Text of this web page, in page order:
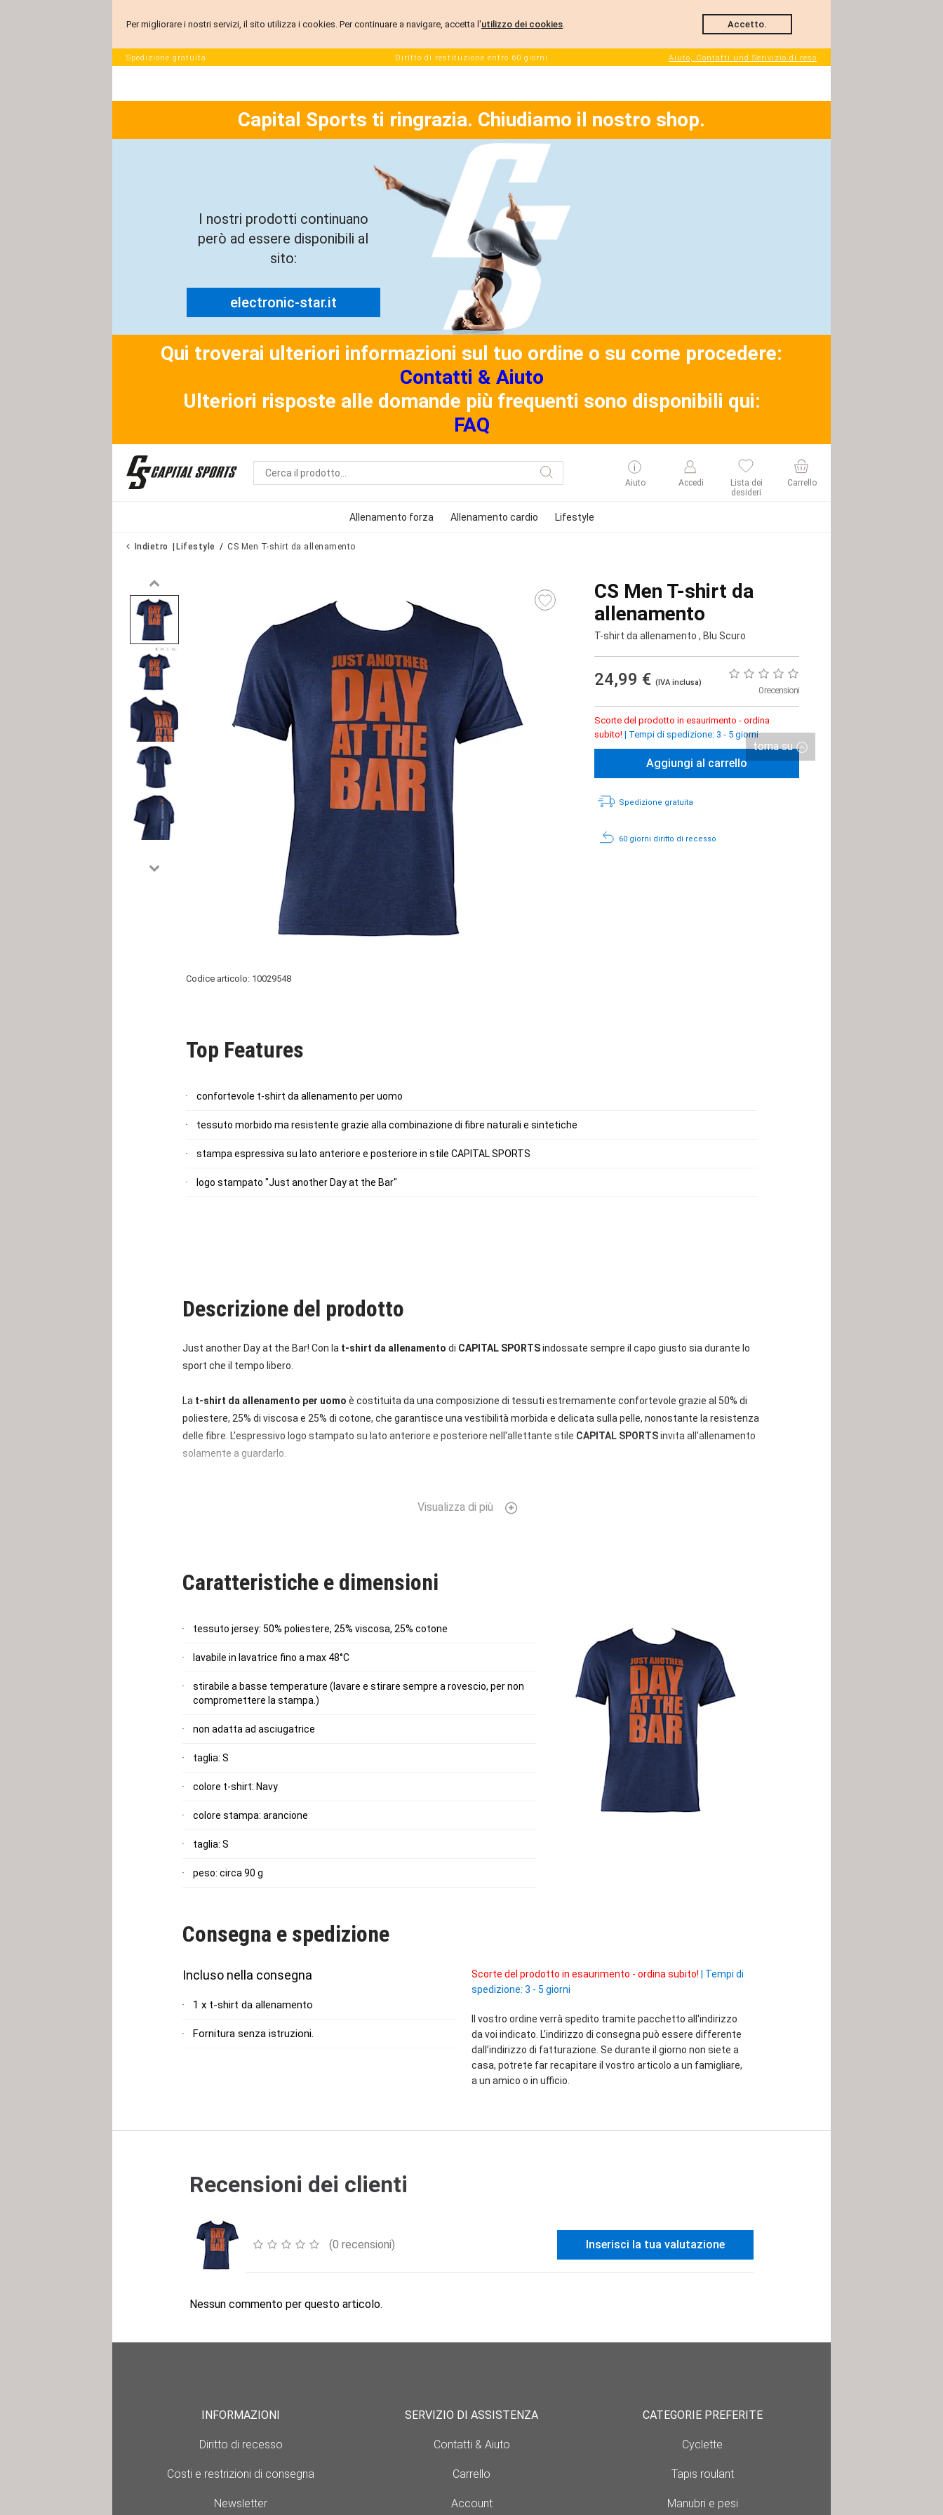
Capital Sports ti ringrazia. Chiudiamo il nostro shop.
I nostri prodotti continuano
però ad essere disponibili al
sito:
electronic-star.it
Qui troverai ulteriori informazioni sul tuo ordine o su come procedere:
Contatti & Aiuto
Ulteriori risposte alle domande più frequenti sono disponibili qui:
FAQ
Aiuto Accedi
Lista dei
desideri
Carrello
Allenamento forza Allenamento cardio Lifestyle
Indietro Lifestyle CS Men T-shirt da allenamento
CS Men T-shirt da
allenamento
T-shirt da allenamento , Blu Scuro
24,99 € (IVA inclusa)
0 recensioni
Scorte del prodotto in esaurimento - ordina
subito! | Tempi di spedizione: 3 - 5 giorni
Aggiungi al carrello
Spedizione gratuita
60 giorni diritto di recesso
Codice articolo: 10029548
Top Features
confortevole t-shirt da allenamento per uomo
tessuto morbido ma resistente grazie alla combinazione di fibre naturali e sintetiche
stampa espressiva su lato anteriore e posteriore in stile CAPITAL SPORTS
logo stampato "Just another Day at the Bar"
Descrizione del prodotto
Just another Day at the Bar! Con la t-shirt da allenamento di CAPITAL SPORTSindossate sempre il capo giusto sia durante lo
sport che il tempo libero.
La t-shirt da allenamento per uomo è costituita da una composizione di tessuti estremamente confortevole grazie al 50% di
poliestere, 25% di viscosa e 25% di cotone, che garantisce una vestibilità morbida e delicata sulla pelle, nonostante la resistenza
delle fibre. L'espressivo logo stampato su lato anteriore e posteriore nell'allettante stile CAPITAL SPORTSinvita all'allenamento
solamente a guardarlo.
Visualizza di più
Caratteristiche e dimensioni
tessuto jersey: 50% poliestere, 25% viscosa, 25% cotone
lavabile in lavatrice fino a max 48°C
stirabile a basse temperature (lavare e stirare sempre a rovescio, per non
compromettere la stampa.)
non adatta ad asciugatrice
taglia: S
colore t-shirt: Navy
colore stampa: arancione
taglia: S
peso: circa 90 g
Consegna e spedizione
Incluso nella consegna
1 x t-shirt da allenamento
Fornitura senza istruzioni.
Scorte del prodotto in esaurimento - ordina subito!
Tempi di
spedizione: 3 - 5 giorni
Il vostro ordine verrà spedito tramite pacchetto all'indirizzo
da voi indicato. L’indirizzo di consegna può essere differente
dall’indirizzo di fatturazione. Se durante il giorno non siete a
casa, potrete far recapitare il vostro articolo a un famigliare,
a un amico o in ufficio.
Recensioni dei clienti
(0 recensioni) Inserisci la tua valutazione
Nessun commento per questo articolo.
INFORMAZIONI
Diritto di recesso
Costi e restrizioni di consegna
Newsletter
SERVIZIO DI ASSISTENZA
Contatti & Aiuto
Carrello
Account
CATEGORIE PREFERITE
Cyclette
Tapis roulant
Manubri e pesi
Spedizione gratuita Diritto di restituzione entro 60 giorni Aiuto, Contatti und Serivizio di reso
Per migliorare i nostri servizi, il sito utilizza i cookies. Per continuare a navigare, accetta l'utilizzo dei cookies. Accetto.
torna su